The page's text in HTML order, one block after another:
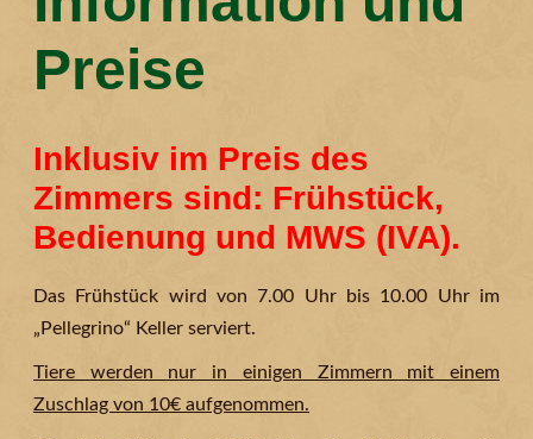
Preise
Inklusiv im Preis des
Zimmers sind: Frühstück,
Bedienung und MWS (IVA).
Das Frühstück wird von 7.00 Uhr bis 10.00 Uhr im
„Pellegrino“ Keller serviert.
Tiere werden nur in einigen Zimmern mit einem
Zuschlag von 10€ aufgenommen.